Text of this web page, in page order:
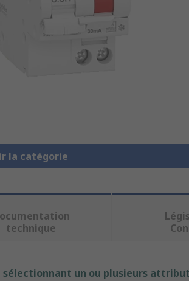
la catégorie
technique
sélectionnant un ou plusieurs